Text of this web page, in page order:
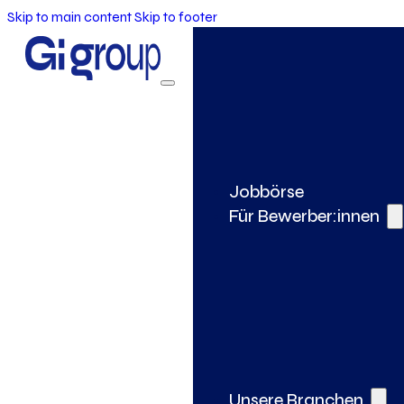
Skip to main contentSkip to footer
Jobbörse
Für Bewerber:innen